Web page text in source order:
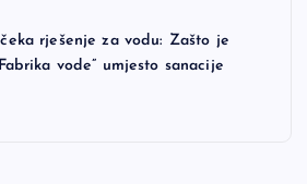
rješenje za vodu: Zašto je
vode” umjesto sanacije